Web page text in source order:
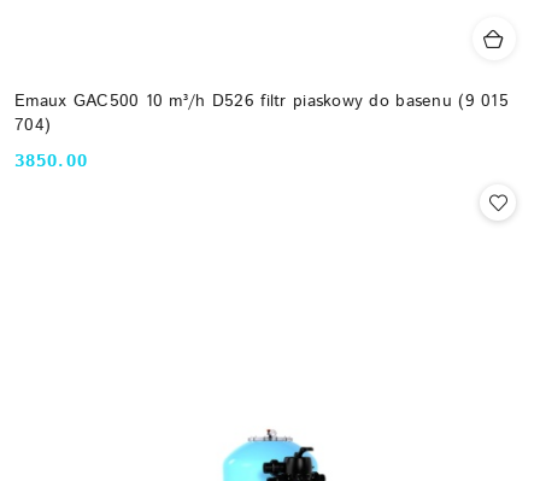
Emaux GAC500 10 m³/h D526 filtr piaskowy do basenu (9 015
704)
Cena:
3850.00